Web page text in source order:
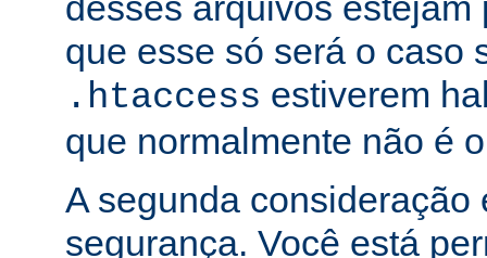
que esse só será o caso
.htaccess estiverem
que normalmente não é
A segunda consideração
segurança. Você está